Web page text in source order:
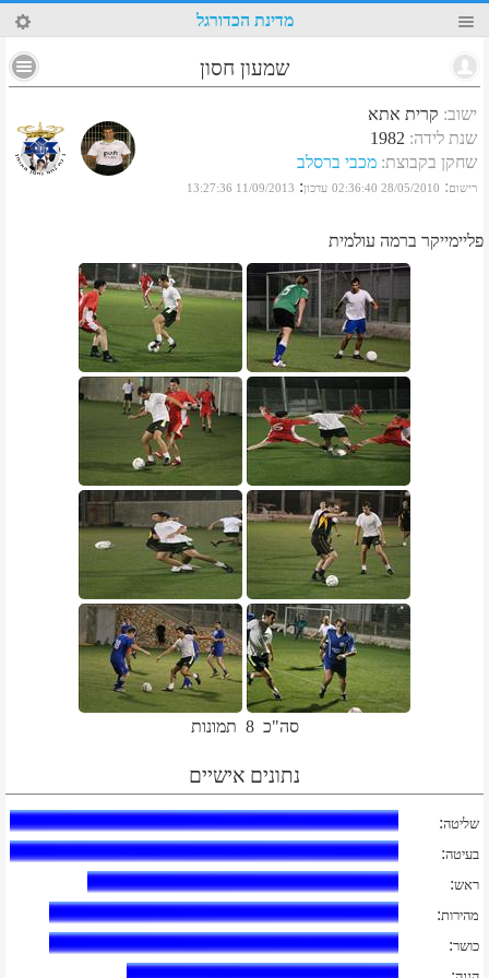
53 מדינת הכדורגל
שמעון חסון
ישוב: קרית אתא
שנת לידה:
1982
שחקן בקבוצת: מכבי ברסלב
רישום:
28/05/2010 02:36:40 עדכון:
11/09/2013 13:27:36
פליימייקר ברמה עולמית
סה"כ 8 תמונות
נתונים אישיים
שליטה:
בעיטה:
ראש:
מהירות:
כושר: